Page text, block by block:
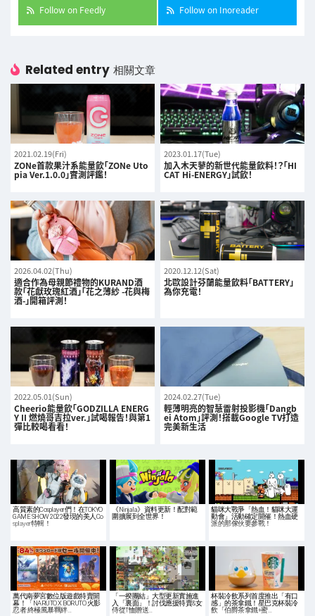
Follow on Feedly Follow on Inoreader
Related entry 相關文章
2021.02.19(Fri)
ZONe首款果汁系能量飲「ZONe Uto
pia Ver.1.0.0」實測評鑑！
2023.01.17(Tue)
加入木天蓼的新世代能量飲料！？「HI
CAT Hi-ENERGY」試飲！
2026.04.02(Thu)
適合作為母親節禮物的KURAND酒
款「花獻玫瑰紅酒」「花之薄紗 -花與梅
酒-」開箱評測！
2020.12.12(Sat)
北歐設計芬蘭能量飲料「BATTERY」
為你充電！
2022.05.01(Sun)
Cheerio能量飲「GODZILLA ENERG
Y II 燃燒哥吉拉ver.」試喝報告！與第1
彈比較喝看看！
2024.02.27(Tue)
輕薄明亮的智慧雷射投影機「Dangb
ei Atom」評測！搭載Google TV打造
完美新生活
高質素的Cosplayer們！在TOKYO
GAME SHOW 2022發現的美人Co
splayer特輯！
《Ninjala》資料更新！配對範
圍擴展到全世界！
貓咪大戰爭「熱血！貓咪大運
動會」活動確定開催！熱血硬
派的那傢伙要參戰！
萬代南夢宮數位版遊戲特賣開
幕！「NARUTO X BORUTO 火影
忍者 終極風暴羈絆…
「一揆團結」大型更新實施進
入「裏面」！討伐應援特賣&女
侍從T恤贈送…
杯裝冷飲系列首度推出「有口
感」的茶拿鐵！星巴克杯裝冷
飲「伯爵茶拿鐵+蜜…